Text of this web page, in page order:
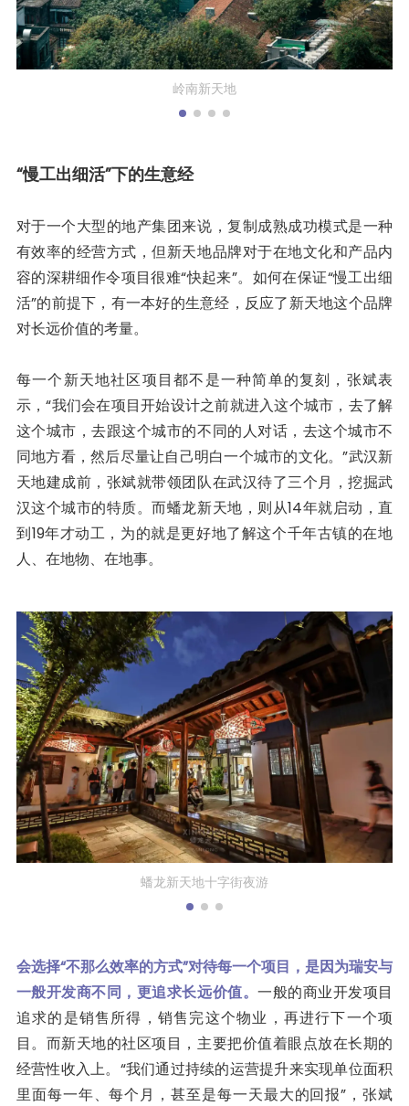
岭南新天地
“慢工出细活”下的生意经
对于一个大型的地产集团来说，复制成熟成功模式是一种
有效率的经营方式，但新天地品牌对于在地文化和产品内
容的深耕细作令项目很难“快起来”。如何在保证“慢工出细
活”的前提下，有一本好的生意经，反应了新天地这个品牌
对长远价值的考量。
每一个新天地社区项目都不是一种简单的复刻，张斌表
示，“我们会在项目开始设计之前就进入这个城市，去了解
这个城市，去跟这个城市的不同的人对话，去这个城市不
同地方看，然后尽量让自己明白一个城市的文化。”武汉新
天地建成前，张斌就带领团队在武汉待了三个月，挖掘武
汉这个城市的特质。而蟠龙新天地，则从14年就启动，直
到19年才动工，为的就是更好地了解这个千年古镇的在地
人、在地物、在地事。
蟠龙新天地夜游
会选择“不那么效率的方式”对待每一个项目，是因为瑞安与
一般开发商不同，更追求长远价值。一般的商业开发项目
追求的是销售所得，销售完这个物业，再进行下一个项
目。而新天地的社区项目，主要把价值着眼点放在长期的
经营性收入上。“我们通过持续的运营提升来实现单位面积
里面每一年、每个月，甚至是每一天最大的回报”，张斌